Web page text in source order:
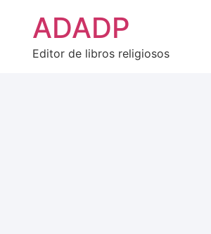
ADADP
Editor de libros religiosos